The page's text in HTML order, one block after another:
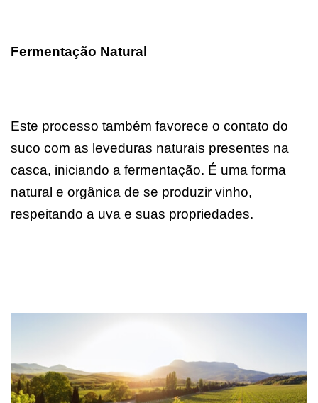
Fermentação Natural
Este processo também favorece o contato do
suco com as leveduras naturais presentes na
casca, iniciando a fermentação. É uma forma
natural e orgânica de se produzir vinho,
respeitando a uva e suas propriedades.